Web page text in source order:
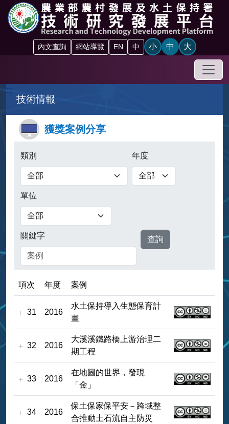
跳到主要內容區塊
內文查詢 網站導覽 EN 中 小 中 大
手機
:::
技術情報
獲獎案例分享
類別 年度
單位
關鍵字
項次 年度 案例
31 2016
水土保持導入生態保育計
畫
32 2016
大溪溪鐵路橋上游治理二
期工程
33 2016
在地圖的世界，發現
「金」
34 2016
保土保家保平安－跨域整
合推動土石流自主防災